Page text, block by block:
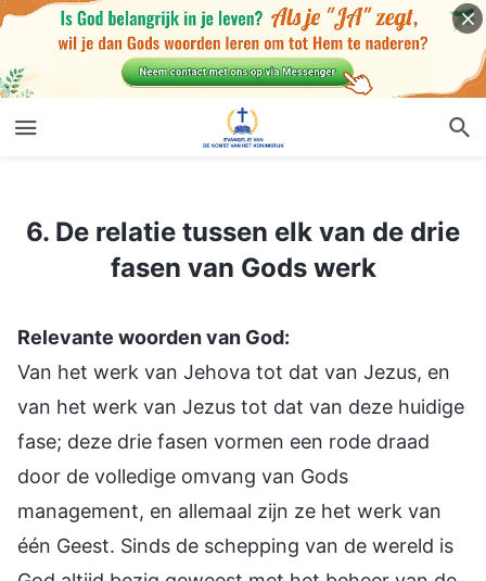
6. De relatie tussen elk van de drie
fasen van Gods werk
Relevante woorden van God:
Van het werk van Jehova tot dat van Jezus, en
van het werk van Jezus tot dat van deze huidige
fase; deze drie fasen vormen een rode draad
door de volledige omvang van Gods
management, en allemaal zijn ze het werk van
één Geest. Sinds de schepping van de wereld is